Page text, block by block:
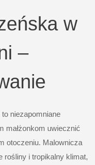
w
–
niezapomniane
małżonkom uwiecznić
otoczeniu. Malownicza
rośliny i tropikalny klimat,